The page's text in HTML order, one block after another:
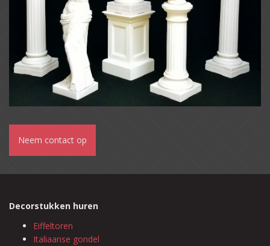
Neem contact op
Decorstukken huren
Eiffeltoren
Italiaanse gondel